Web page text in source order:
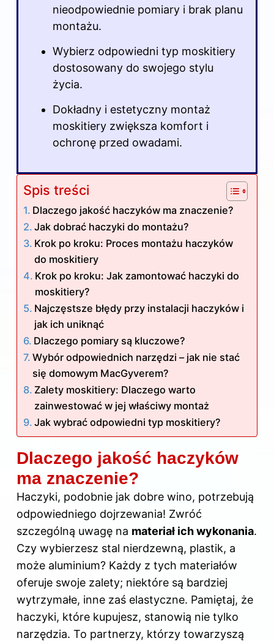
nieodpowiednie pomiary i brak planu
montażu.
Wybierz odpowiedni typ moskitiery
dostosowany do swojego stylu
życia.
Dokładny i estetyczny montaż
moskitiery zwiększa komfort i
ochronę przed owadami.
Spis treści
Dlaczego jakość haczyków ma znaczenie?
Jak dobrać haczyki do montażu?
Krok po kroku: Proces montażu haczyków
do moskitiery
Krok po kroku: Jak zamontować haczyki do
moskitiery?
Najczęstsze błędy przy instalacji haczyków i
jak ich uniknąć
Dlaczego pomiary są kluczowe?
Wybór odpowiednich narzędzi – jak nie stać
się domowym MacGyverem?
Zalety moskitiery: Dlaczego warto
zainwestować w jej właściwy montaż
Jak wybrać odpowiedni typ moskitiery?
Dlaczego jakość haczyków
ma znaczenie?
Haczyki, podobnie jak dobre wino, potrzebują
odpowiedniego dojrzewania! Zwróć
szczególną uwagę na materiał ich wykonania.
Czy wybierzesz stal nierdzewną, plastik, a
może aluminium? Każdy z tych materiałów
oferuje swoje zalety; niektóre są bardziej
wytrzymałe, inne zaś elastyczne. Pamiętaj, że
haczyki, które kupujesz, stanowią nie tylko
narzędzia. To partnerzy, którzy towarzyszą